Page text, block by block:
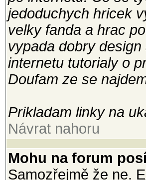
jedoduchych hricek
velky fanda a hrac
vypada dobry
internetu tutorialy o
Doufam ze se
Prikladam linky na
Návrat nahoru
Mohu na forum
Samozřejmě že ne.